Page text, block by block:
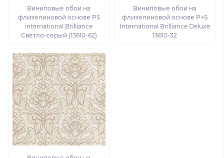
Виниловые обои на
флизелиновой основе PS
international Brilliance
Светло-серый (13610-62)
Виниловые обои на
флизелиновой основе P+S
International Brilliance Deluxe
13610-32